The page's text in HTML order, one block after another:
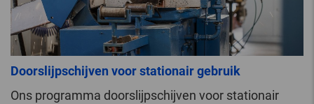
Doorslijpschijven voor stationair gebruik
Ons programma doorslijpschijven voor stationair